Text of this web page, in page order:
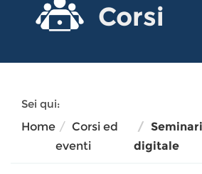
Corsi
Sei qui:
Home
Corsi ed
eventi
digitale